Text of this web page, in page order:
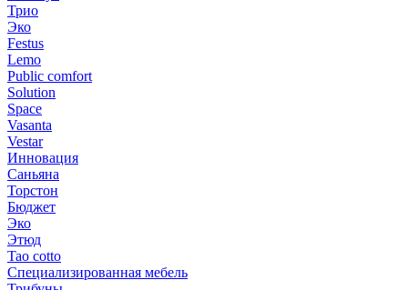
Трио
Эко
Festus
Lemo
Public comfort
Solution
Space
Vasanta
Vestar
Инновация
Саньяна
Торстон
Бюджет
Эко
Этюд
Tao cotto
Специализированная мебель